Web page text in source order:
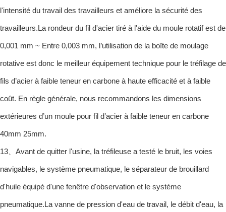
l'intensité du travail des travailleurs et améliore la sécurité des
travailleurs.La rondeur du fil d'acier tiré à l'aide du moule rotatif est de
0,001 mm ~ Entre 0,003 mm, l’utilisation de la boîte de moulage
rotative est donc le meilleur équipement technique pour le tréfilage de
fils d’acier à faible teneur en carbone à haute efficacité et à faible
coût. En règle générale, nous recommandons les dimensions
extérieures d’un moule pour fil d’acier à faible teneur en carbone
40mm 25mm.
13、Avant de quitter l'usine, la tréfileuse a testé le bruit, les voies
navigables, le système pneumatique, le séparateur de brouillard
d'huile équipé d'une fenêtre d'observation et le système
pneumatique.La vanne de pression d'eau de travail, le débit d'eau, la